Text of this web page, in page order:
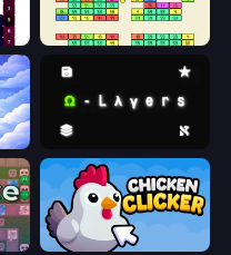
Idle Breakout
Omega Layers
Chicken Clicker